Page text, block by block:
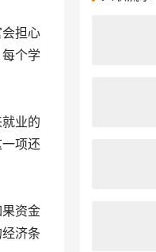
担心
个学
业的
项还
资金
济条